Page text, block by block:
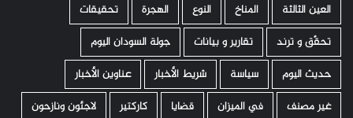
العين الثالثة
المناخ النوع الهجرة
تحقيقات
تحقّق و ترند
تقارير و بيانات
جولة السودان اليوم
حديث اليوم
سياسة شريط الأخبار
عناوين الأخبار
غير مصنف
في الميزان قضايا كاركتير
لاجئون ونازحون